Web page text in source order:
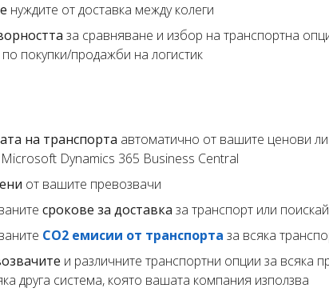
нуждите от доставка между колеги
за сравняване и избор на транспортна
покупки/продажби на логистик
на транспорта автоматично от вашите ценови
Dynamics 365 Business Central
от вашите превозвачи
срокове за доставка за транспорт или
CO2 емисии от транспорта за всяка
и различните транспортни опции за всяка
друга система, която вашата компания използва